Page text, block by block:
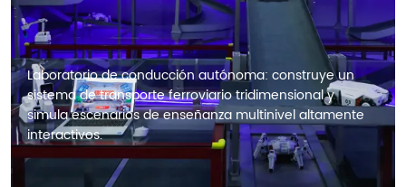
Laboratorio de conducción autónoma: construye un
sistema de transporte ferroviario tridimensional y
simula escenarios de enseñanza multinivel altamente
interactivos.